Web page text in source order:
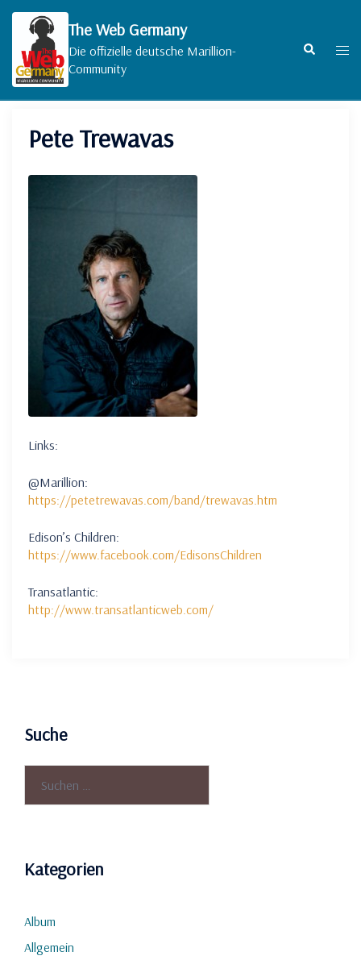
Zum
Inhalt
springen
The Web Germany
Die offizielle deutsche Marillion-
Community
Suche
Pete Trewavas
Links:
@Marillion:
https://petetrewavas.com/band/trewavas.htm
Edison’s Children:
https://www.facebook.com/EdisonsChildren
Transatlantic:
http://www.transatlanticweb.com/
Suche
nach:
Kategorien
Album
Allgemein